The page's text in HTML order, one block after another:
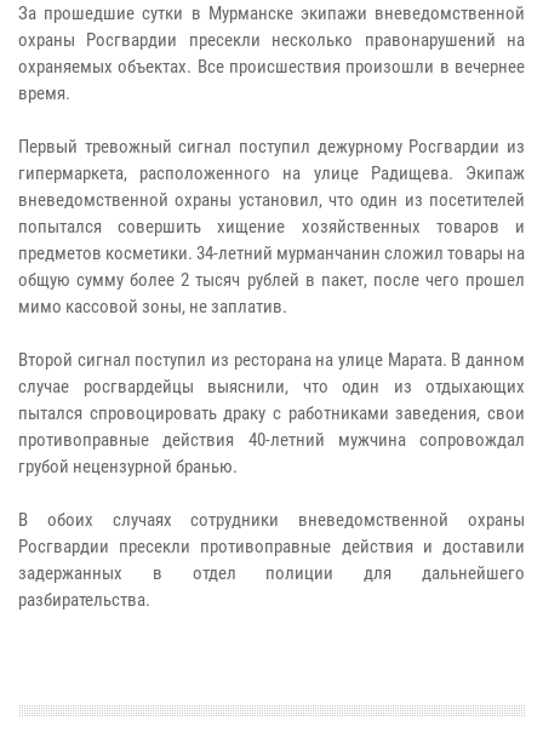
За прошедшие сутки в Мурманске экипажи вневедомственной
охраны Росгвардии пресекли несколько правонарушений на
охраняемых объектах. Все происшествия произошли в вечернее
время.
Первый тревожный сигнал поступил дежурному Росгвардии из
гипермаркета, расположенного на улице Радищева. Экипаж
вневедомственной охраны установил, что один из посетителей
попытался совершить хищение хозяйственных товаров и
предметов косметики. 34-летний мурманчанин сложил товары на
общую сумму более 2 тысяч рублей в пакет, после чего прошел
мимо кассовой зоны, не заплатив.
Второй сигнал поступил из ресторана на улице Марата. В данном
случае росгвардейцы выяснили, что один из отдыхающих
пытался спровоцировать драку с работниками заведения, свои
противоправные действия 40-летний мужчина сопровождал
грубой нецензурной бранью.
В обоих случаях сотрудники вневедомственной охраны
Росгвардии пресекли противоправные действия и доставили
задержанных в отдел полиции для дальнейшего
разбирательства.